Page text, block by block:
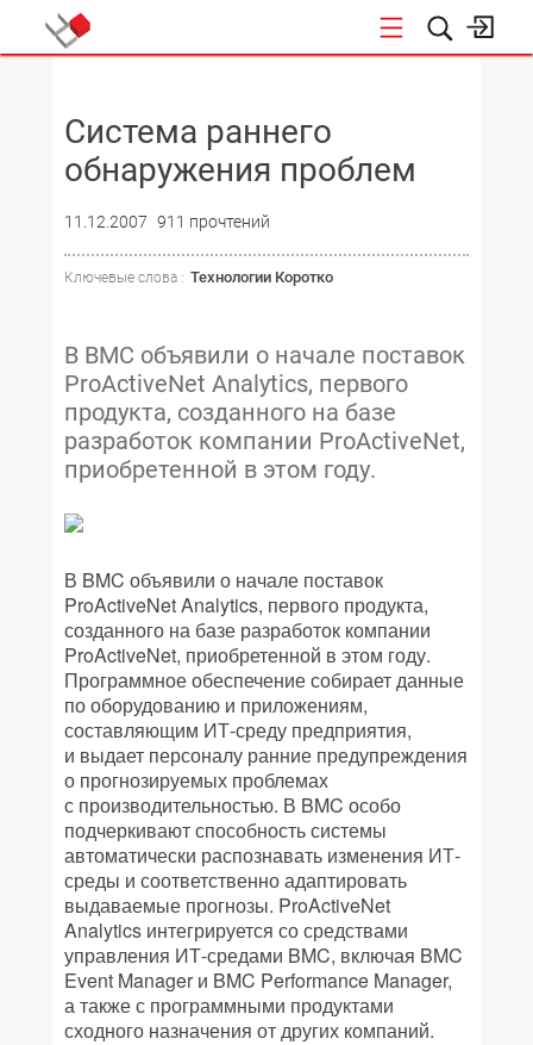
Система раннего
обнаружения проблем
11.12.2007 911 прочтений
Ключевые слова : Технологии Коротко
В BMC объявили о начале поставок
ProActiveNet Analytics, первого
продукта, созданного на базе
разработок компании ProActiveNet,
приобретенной в этом году.
В BMC объявили о начале поставок
ProActiveNet Analytics, первого продукта,
созданного на базе разработок компании
ProActiveNet, приобретенной в этом году.
Программное обеспечение собирает данные
по оборудованию и приложениям,
составляющим ИТ-среду предприятия,
и выдает персоналу ранние предупреждения
о прогнозируемых проблемах
с производительностью. В BMC особо
подчеркивают способность системы
автоматически распознавать изменения ИТ-
среды и соответственно адаптировать
выдаваемые прогнозы. ProActiveNet
Analytics интегрируется со средствами
управления ИТ-средами BMC, включая BMC
Event Manager и BMC Performance Manager,
а также с программными продуктами
сходного назначения от других компаний.